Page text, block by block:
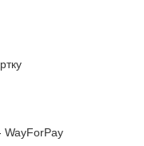
WayForPay